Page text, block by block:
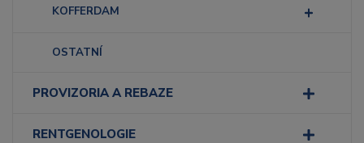
KOFFERDAM
OSTATNÍ
PROVIZORIA A REBAZE
RENTGENOLOGIE